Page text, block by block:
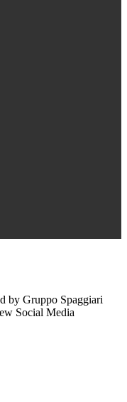
by Gruppo Spaggiari
Social Media